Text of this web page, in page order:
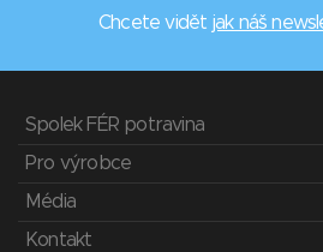
Chcete vidět jak náš
Spolek FÉR potravina
Pro výrobce
Média
Kontakt